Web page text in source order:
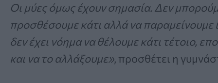
Οι μύες όμως έχουν σημασία. Δεν
προσθέσουμε κάτι αλλά να παραμείνουμε
δεν έχει νόημα να θέλουμε κάτι τέτοιο,
και να το αλλάξουμε», προσθέτει η